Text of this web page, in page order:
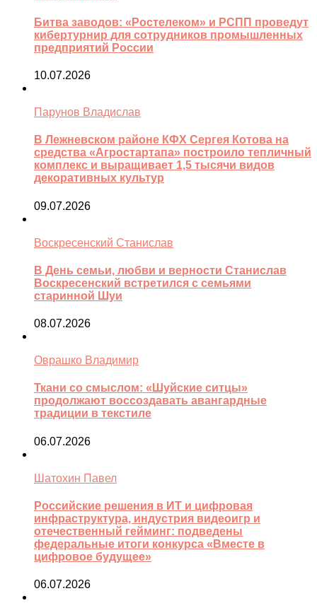
Битва заводов: «Ростелеком» и РСПП проведут
кибертурнир для сотрудников промышленных
предприятий России
10.07.2026
Парунов Владислав
В Лежневском районе КФХ Сергея Котова на
средства «Агростартапа» построило тепличный
комплекс и выращивает 1,5 тысячи видов
декоративных культур
09.07.2026
Воскресенский Станислав
В День семьи, любви и верности Станислав
Воскресенский встретился с семьями
старинной Шуи
08.07.2026
Оврашко Владимир
Ткани со смыслом: «Шуйские ситцы»
продолжают воссоздавать авангардные
традиции в текстиле
06.07.2026
Шатохин Павел
Российские решения в ИТ и цифровая
инфраструктура, индустрия видеоигр и
отечественный гейминг: подведены
федеральные итоги конкурса «Вместе в
цифровое будущее»
06.07.2026